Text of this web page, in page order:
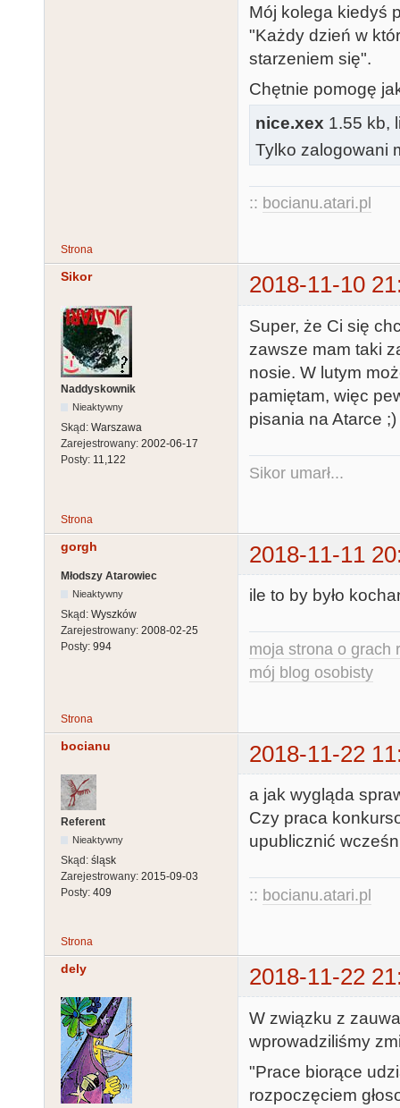
        PutPixel(80+x,y);
        PutPixel(80+x,191-y);
        SetColor(15-c);
        PutPixel(79-x,191-y);
        PutPixel(79-x,y);
        PutPixel(159-x,191-y);
    until Peek(53279)=6;
Mój kolega kiedyś
"Każdy dzień w
starzeniem się".
Chętnie pomogę
nice.xex 1.55 kb,
Tylko zalogowani
:: bocianu.atari.pl
Strona
Sikor 2018-11-10
Naddyskownik
Nieaktywny
Skąd: Warszawa
Zarejestrowany: 2002-06-17
Posty: 11,122
Super, że Ci się
zawsze mam taki
nosie. W lutym
pamiętam, więc
pisania na Atarce ;)
Sikor umarł...
Strona
gorgh 2018-11-11
Młodszy Atarowiec
Nieaktywny
Skąd: Wyszków
Zarejestrowany: 2008-02-25
Posty: 994
ile to by było
moja strona o grach
mój blog osobisty
Strona
bocianu 2018-11-22
Referent
Nieaktywny
Skąd: śląsk
Zarejestrowany: 2015-09-03
Posty: 409
a jak wygląda
Czy praca
upublicznić
:: bocianu.atari.pl
Strona
dely 2018-11-22
W związku z
wprowadziliśmy
"Prace biorące
rozpoczęciem